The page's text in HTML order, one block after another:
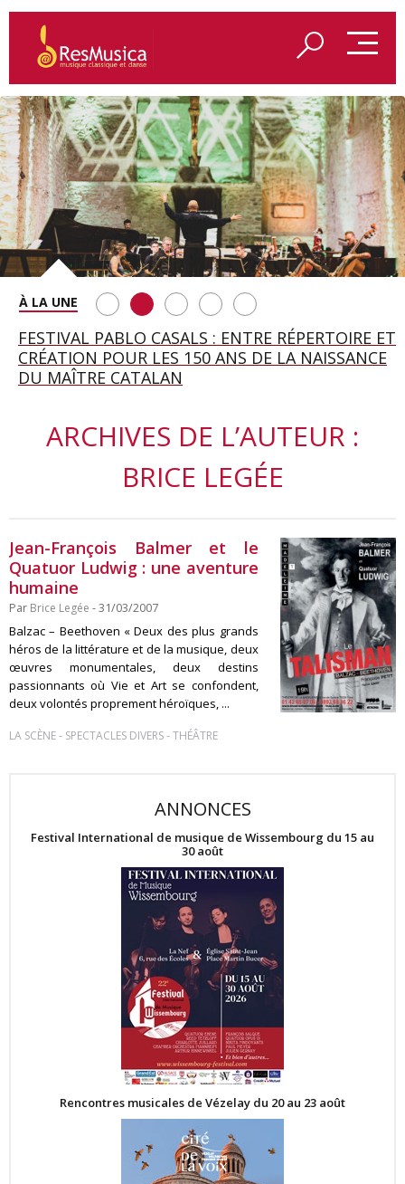
SAINT FRANÇOIS D’ASSISE À SALZBOURG, UNE
SOIRÉE IMMENSE PORTÉE PAR ROMEO
CASTELLUCCI ET MAXIME PASCAL
FESTIVAL PABLO CASALS : ENTRE RÉPERTOIRE ET
CRÉATION POUR LES 150 ANS DE LA NAISSANCE
DU MAÎTRE CATALAN
A BAYREUTH, LE 150E ANNIVERSAIRE DU RING
WAGNÉRIEN GÉNÉRÉ PAR L’IA
BETSY JOLAS FÊTE SON CENTIÈME
ANNIVERSAIRE
GEORGE BENJAMIN : « MES PARENTS AVAIENT
CETTE EXIGENCE DE L’OBJET CISELÉ »
ARCHIVES DE L’AUTEUR :
BRICE LEGÉE
Jean-François Balmer et le
Quatuor Ludwig : une aventure
humaine
Par Brice Legée - 31/03/2007
Balzac – Beethoven « Deux des plus grands
héros de la littérature et de la musique, deux
œuvres monumentales, deux destins
passionnants où Vie et Art se confondent,
deux volontés proprement héroïques, ...
LA SCÈNE- SPECTACLES DIVERS-THÉÂTRE
ANNONCES
Festival International de musique de Wissembourg du 15 au
30 août
Rencontres musicales de Vézelay du 20 au 23 août